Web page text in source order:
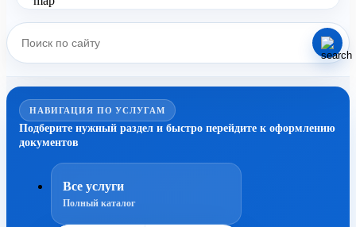
НАВИГАЦИЯ ПО УСЛУГАМ
Подберите нужный раздел и быстро перейдите к оформлению
документов
Все услуги
Полный каталог